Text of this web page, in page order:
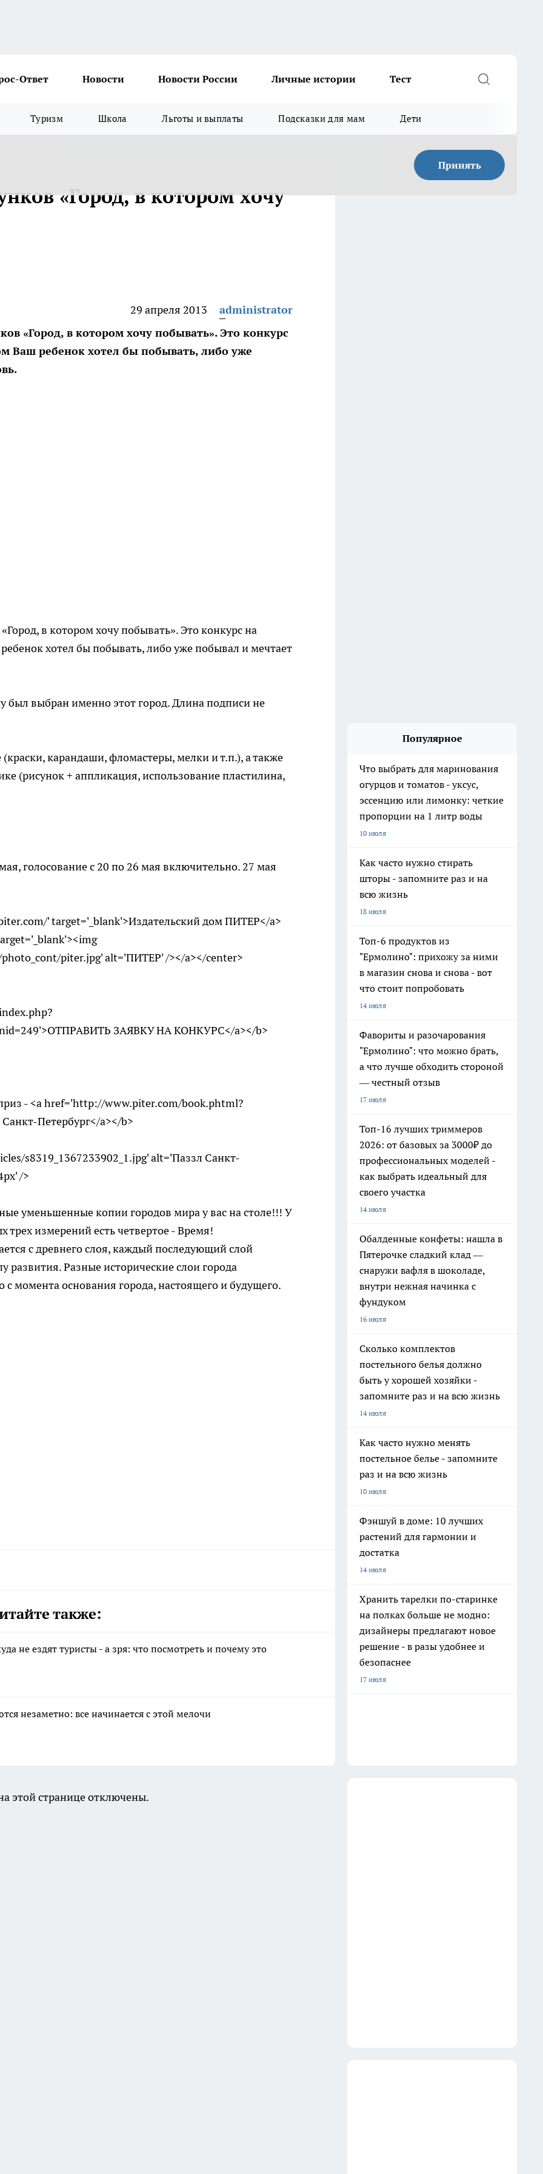
Ответ Новости Новости России Личные истории Тест
Туризм Школа Льготы и выплаты Подсказки для мам Дети
Принять
«Город, в котором хочу
29 апреля 2013
administrator
«Город, в котором хочу побывать». Это конкурс
Ваш ребенок хотел бы побывать, либо уже
в котором хочу побывать». Это конкурс на
хотел бы побывать, либо уже побывал и мечтает
был выбран именно этот город. Длина подписи не
карандаши, фломастеры, мелки и т.п.), а также
(рисунок + аппликация, использование пластилина,
голосование с 20 по 26 мая включительно. 27 мая
' target='_blank'>Издательский дом ПИТЕР</a>
piter.jpg' alt='ПИТЕР' /></a></center>
ЗАЯВКУ НА КОНКУРС</a></b>
- <a href='http://www.piter.com/book.phtml?
Петербург</a></b>
s8319_1367233902_1.jpg' alt='Паззл Санкт-
/>
уменьшенные копии городов мира у вас на столе!!! У
измерений есть четвертое - Время!
с древнего слоя, каждый последующий слой
развития. Разные исторические слои города
момента основания города, настоящего и будущего.
также:
не ездят туристы - а зря: что посмотреть и почему это
незаметно: все начинается с этой мелочи
Популярное
Что выбрать для маринования
огурцов и томатов - уксус,
эссенцию или лимонку: четкие
пропорции на 1 литр воды
10 июля
Как часто нужно стирать
шторы - запомните раз и на
всю жизнь
18 июля
Топ-6 продуктов из
"Ермолино": прихожу за ними
в магазин снова и снова - вот
что стоит попробовать
14 июля
Фавориты и разочарования
"Ермолино": что можно брать,
а что лучше обходить стороной
— честный отзыв
17 июля
Топ-16 лучших триммеров
2026: от базовых за 3000₽ до
профессиональных моделей -
как выбрать идеальный для
своего участка
14 июля
Обалденные конфеты: нашла в
Пятерочке сладкий клад —
снаружи вафля в шоколаде,
внутри нежная начинка с
фундуком
16 июля
Сколько комплектов
постельного белья должно
быть у хорошей хозяйки -
запомните раз и на всю жизнь
14 июля
Как часто нужно менять
постельное белье - запомните
раз и на всю жизнь
10 июля
Фэншуй в доме: 10 лучших
растений для гармонии и
достатка
14 июля
Хранить тарелки по-старинке
на полках больше не модно:
дизайнеры предлагают новое
решение - в разы удобнее и
безопаснее
17 июля
этой странице отключены.